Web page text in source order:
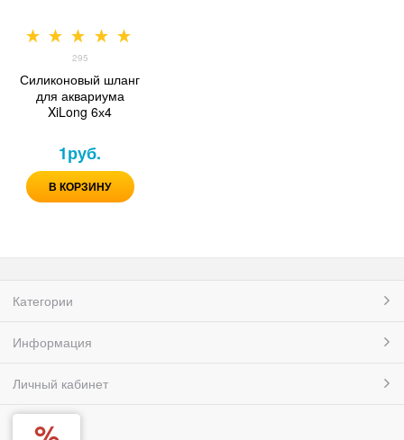
295
Силиконовый шланг
для аквариума
XiLong 6х4
1руб.
В КОРЗИНУ
Категории
Информация
Личный кабинет